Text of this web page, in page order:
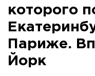
которого
Париже.
Йорк